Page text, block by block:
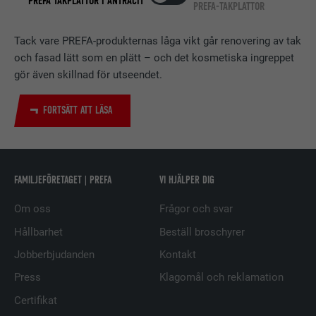
Tack vare PREFA-produkternas låga vikt går renovering av tak
och fasad lätt som en plätt – och det kosmetiska ingreppet
gör även skillnad för utseendet.
FORTSÄTT ATT LÄSA
PREFA-TAKPLATTOR
FAMILJEFÖRETAGET | PREFA
Om oss
Hållbarhet
Jobberbjudanden
Press
Certifikat
VI HJÄLPER DIG
Frågor och svar
Beställ broschyrer
Kontakt
Klagomål och reklamation
Används av den sociala
spåra användningen av inbäddade
tjänster.
EFTERNAMN
flera webbplatser för att presentera
relevanta annonser baserat på
EFTERNAMN